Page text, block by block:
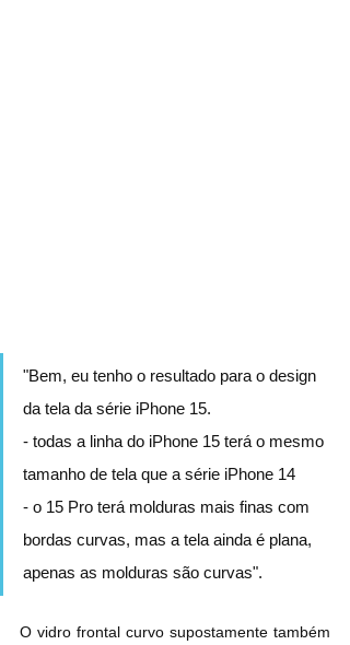
"Bem, eu tenho o resultado para o design
da tela da série iPhone 15.
- todas a linha do iPhone 15 terá o mesmo
tamanho de tela que a série iPhone 14
- o 15 Pro terá molduras mais finas com
bordas curvas, mas a tela ainda é plana,
apenas as molduras são curvas".
O vidro frontal curvo supostamente também